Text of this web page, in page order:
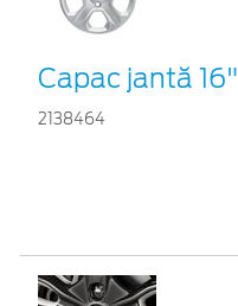
Capac jantă 16"
2138464